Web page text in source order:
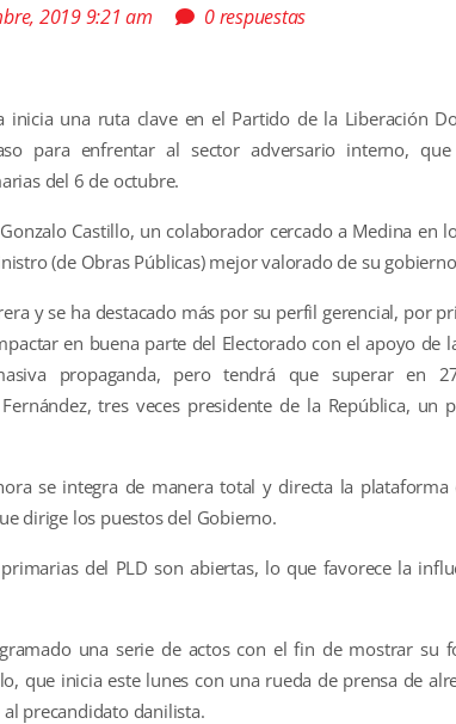
2019 9:21 am 0 respuestas
inicia una ruta clave en el Partido de la Liberación
para enfrentar al sector adversario interno,
del 6 de octubre.
Castillo, un colaborador cercado a Medina en
(de Obras Públicas) mejor valorado de su
y se ha destacado más por su perfil gerencial, por
en buena parte del Electorado con el apoyo de
propaganda, pero tendrá que superar en
tres veces presidente de la República, un
se integra de manera total y directa la plataforma
dirige los puestos del Gobierno.
del PLD son abiertas, lo que favorece la
una serie de actos con el fin de mostrar su
que inicia este lunes con una rueda de prensa de
precandidato danilista.